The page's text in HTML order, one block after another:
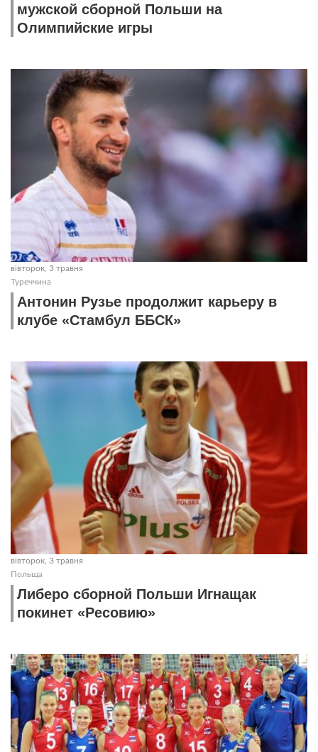
мужской сборной Польши на
Олимпийские игры
вівторок, 3 травня
Туреччина
Антонин Рузье продолжит карьеру в
клубе «Стамбул ББСК»
вівторок, 3 травня
Польща
Либеро сборной Польши Игнащак
покинет «Ресовию»